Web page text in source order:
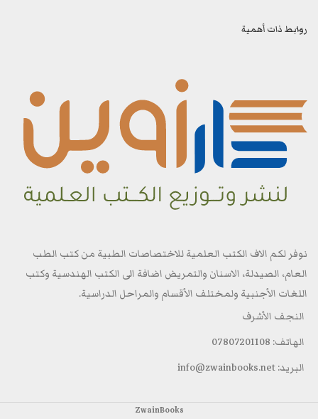
روابط ذات أهمية
نوفر لكم الاف الكتب العلمية للاختصاصات الطبية من كتب الطب
العام، الصيدلة، الاسنان والتمريض اضافة الى الكتب الهندسية وكتب
اللغات الأجنبية ولمختلف الأقسام والمراحل الدراسية.
النجف الأشرف
الهاتف: 07807201108
البريد: info@zwainbooks.net
ZwainBooks